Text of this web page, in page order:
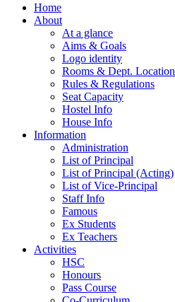
Home
About
At a glance
Aims & Goals
Logo identity
Rooms & Dept. Location
Rules & Regulations
Seat Capacity
Hostel Info
House Info
Information
Administration
List of Principal
List of Principal (Acting)
List of Vice-Principal
Staff Info
Famous
Ex Students
Ex Teachers
Activities
HSC
Honours
Pass Course